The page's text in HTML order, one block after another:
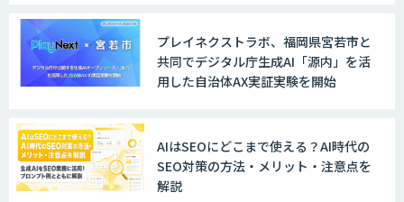
プレイネクストラボ、福岡県宮若市と
共同でデジタル庁生成AI「源内」を活
用した自治体AX実証実験を開始
AIはSEOにどこまで使える？AI時代の
SEO対策の方法・メリット・注意点を
解説